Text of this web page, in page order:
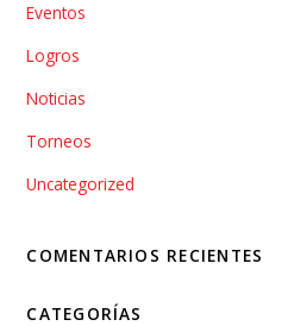
Eventos
Logros
Noticias
Torneos
Uncategorized
COMENTARIOS RECIENTES
CATEGORÍAS